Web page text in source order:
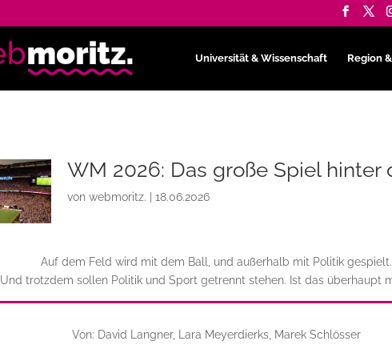
Universität & Wissenschaft Region
WM 2026: Das große Spiel hinter
vonwebmoritz. |18.06.2026
Auf dem Feld wird mit dem Ball, und außerhalb mit Politik gespielt.
Und trotzdem sollen Politik und Sport getrennt stehen. Ist das überhaupt
Von: David Langner, Lara Meyerdierks, Marek Schlösser